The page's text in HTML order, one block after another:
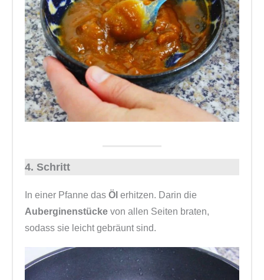
4. Schritt
In einer Pfanne das Öl erhitzen. Darin die
Auberginenstücke von allen Seiten braten,
sodass sie leicht gebräunt sind.